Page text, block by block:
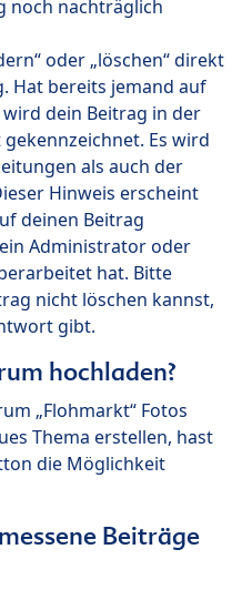
noch nachträglich
oder „löschen“ direkt
Hat bereits jemand auf
dein Beitrag in der
Es wird
als auch der
Hinweis erscheint
deinen Beitrag
Administrator oder
hat. Bitte
nicht löschen kannst,
gibt.
hochladen?
„Flohmarkt“ Fotos
Thema erstellen, hast
die Möglichkeit
Beiträge